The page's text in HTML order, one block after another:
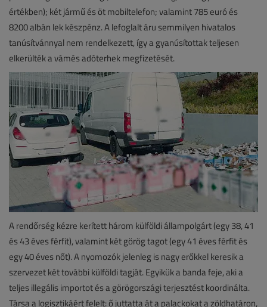
értékben); két jármű és öt mobiltelefon; valamint 785 euró és
8200 albán lek készpénz. A lefoglalt áru semmilyen hivatalos
tanúsítvánnyal nem rendelkezett, így a gyanúsítottak teljesen
elkerülték a vámés adóterhek megfizetését.
A rendőrség kézre kerített három külföldi állampolgárt (egy 38, 41
és 43 éves férfit), valamint két görög tagot (egy 41 éves férfit és
egy 40 éves nőt). A nyomozók jelenleg is nagy erőkkel keresik a
szervezet két további külföldi tagját. Egyikük a banda feje, aki a
teljes illegális importot és a görögországi terjesztést koordinálta.
Társa a logisztikáért felelt: ő juttatta át a palackokat a zöldhatáron,